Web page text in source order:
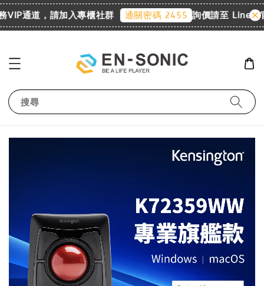
通道，請加入專櫃社群 通關密碼 2455 詢價請至 Line@官方
搜尋